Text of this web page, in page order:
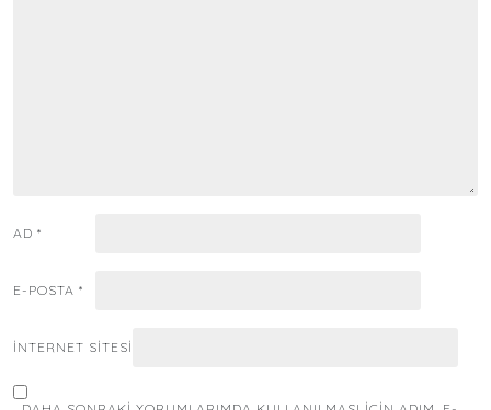
AD *
E-POSTA *
İNTERNET SITESI